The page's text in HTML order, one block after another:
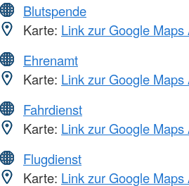
Blutspende
Karte: Link zur Google Maps
Ehrenamt
Karte: Link zur Google Maps
Fahrdienst
Karte: Link zur Google Maps
Flugdienst
Karte: Link zur Google Maps